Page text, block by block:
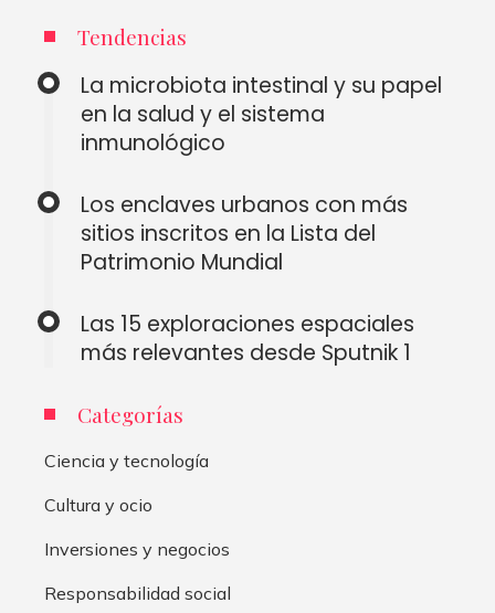
Tendencias
La microbiota intestinal y su papel
en la salud y el sistema
inmunológico
Los enclaves urbanos con más
sitios inscritos en la Lista del
Patrimonio Mundial
Las 15 exploraciones espaciales
más relevantes desde Sputnik 1
Categorías
Ciencia y tecnología
Cultura y ocio
Inversiones y negocios
Responsabilidad social